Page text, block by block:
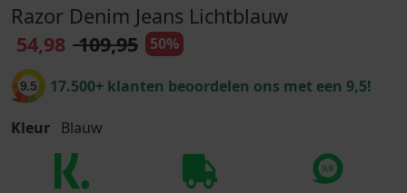
Razor Denim Jeans Lichtblauw
54,98 109,95 50%
9.5 17.500+ klanten beoordelen ons met een 9,5!
Kleur Blauw